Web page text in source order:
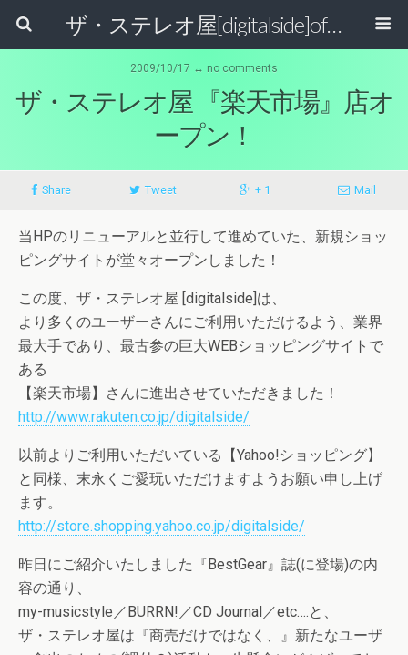
ザ・ステレオ屋[digitalside]official blog.
2009/10/17 ↔ no comments
ザ・ステレオ屋 『楽天市場』店オ
ープン！
Share Tweet + 1 Mail
当HPのリニューアルと並行して進めていた、新規ショッ
ピングサイトが堂々オープンしました！
この度、ザ・ステレオ屋 [digitalside]は、
より多くのユーザーさんにご利用いただけるよう、業界
最大手であり、最古参の巨大WEBショッピングサイトで
ある
【楽天市場】さんに進出させていただきました！
http://www.rakuten.co.jp/digitalside/
以前よりご利用いただいている【Yahoo!ショッピング】
と同様、末永くご愛玩いただけますようお願い申し上げ
ます。
http://store.shopping.yahoo.co.jp/digitalside/
昨日にご紹介いたしました『BestGear』誌(に登場)の内
容の通り、
my-musicstyle／BURRN!／CD Journal／etc….と、
ザ・ステレオ屋は『商売だけではなく、』新たなユーザ